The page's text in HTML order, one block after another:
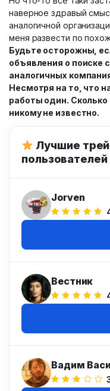
наверное здравый
аналогичной
меня развести по
Будьте осторожны,
объявления о поиске
аналогичных
Несмотря на то, что
работы один. Сколько
никому не известно.
Лучшие
пользователей
Jorven
Вестник
Вадим